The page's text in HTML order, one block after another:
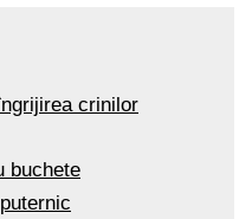
crinilor
buchete